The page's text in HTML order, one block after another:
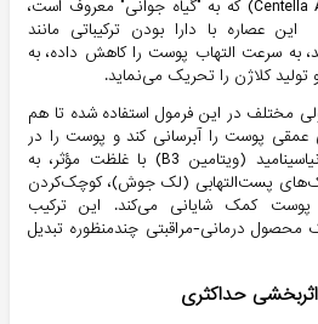
(Centella Asiatica) که به "گیاه جوانی" معروف است،
عصاره با دارا بودن ترکیباتی مانند
به سرعت التهاب پوست را کاهش داده، به
کلاژن را تحریک می‌نماید.
مختلف در این فرمول استفاده شده تا هم
پوست را آبرسانی کند و پوست را در
طول روز هیدراته نگه دارد. نیاسینامید (ویتامین B3) با غلظت مؤثر، به
پست‌التهابی (لک جوش)، کوچک‌کردن
پوست کمک شایانی می‌کند. این ترکیب
محصول درمانی-مراقبتی چندمنظوره تبدیل
حداکثری